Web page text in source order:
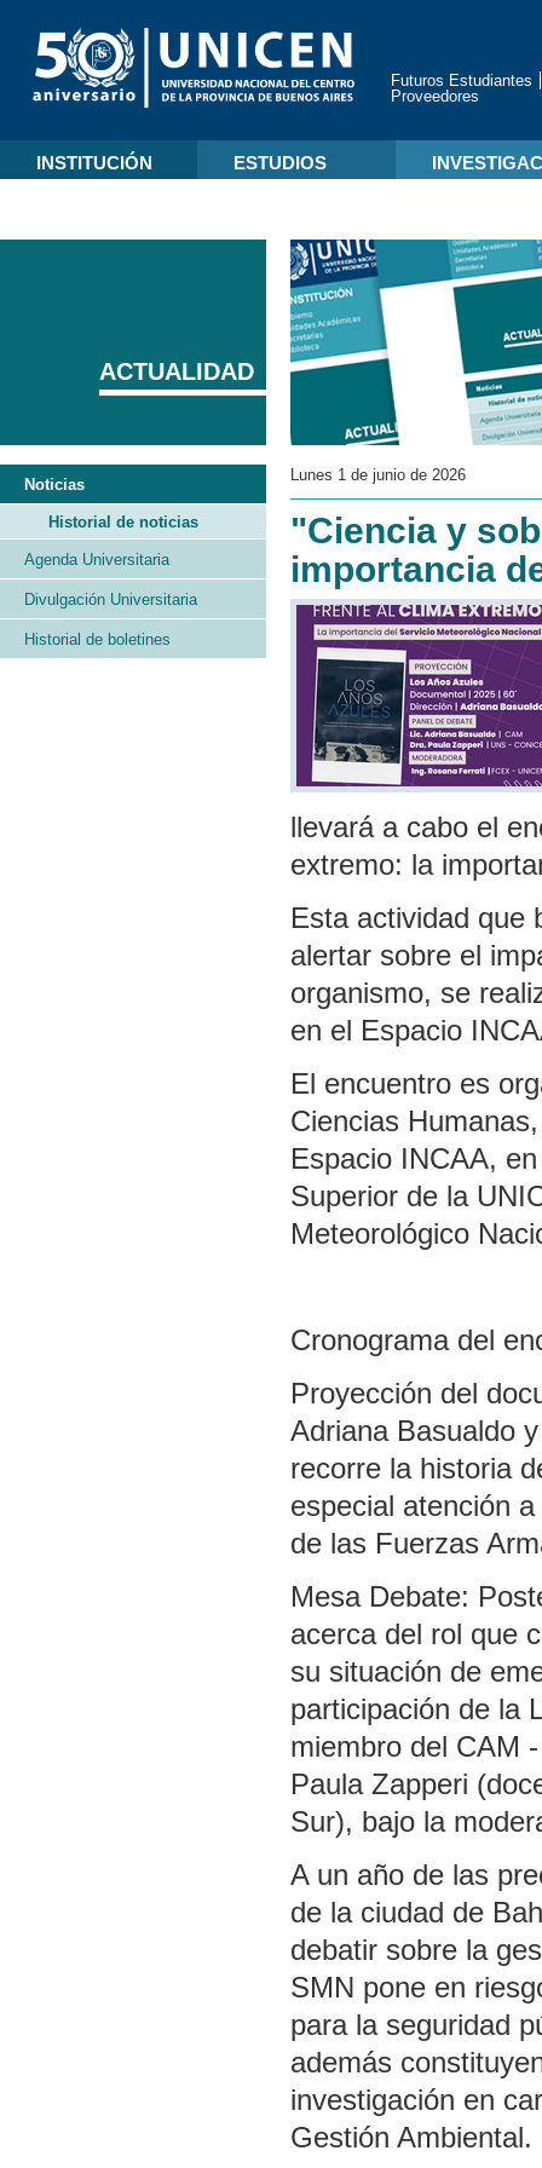
Futuros Estudiantes
Proveedores
INSTITUCIÓN ESTUDIOS
Lunes 1 de junio de 2026
"Ciencia y
importancia
llevará a cabo el
extremo: la
Esta actividad que
alertar sobre el
organismo, se
en el Espacio
El encuentro es
Ciencias
Espacio INCAA,
Superior de la
Meteorológico
Cronograma del
Proyección del
Adriana Basualdo
recorre la historia
especial atención
de las Fuerzas
Mesa Debate:
acerca del rol que
su situación de
participación de la
miembro del CAM
Paula Zapperi
Sur), bajo la
A un año de las
de la ciudad de
debatir sobre la
SMN pone en
para la seguridad
además
investigación en
Gestión Ambiental.
ACTUALIDAD
Noticias
Historial de noticias
Agenda Universitaria
Divulgación Universitaria
Historial de boletines